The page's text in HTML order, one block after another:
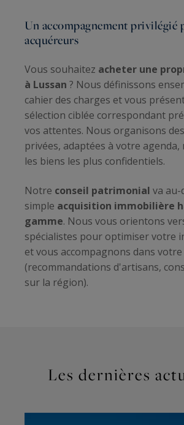
Un accompagnement privilégié
acquéreurs
Vous souhaitez acheter une
à Lussan ? Nous définissons
cahier des charges et vous
sélection ciblée correspondant
vos attentes. Nous organisons
privées, adaptées à votre
les biens les plus confidentiels.
Notre conseil patrimonial va au-
simple acquisition immobilière
gamme. Nous vous orientons
spécialistes pour optimiser votre
et vous accompagnons dans
(recommandations d'artisans,
sur la région).
Les dernières